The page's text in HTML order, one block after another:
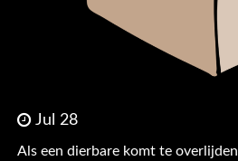
Jul 28
Als een dierbare komt te